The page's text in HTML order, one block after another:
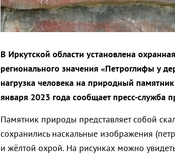
В Иркутской области установлена
регионального значения «Петроглифы у
нагрузка человека на природный
января 2023 года сообщает пресс-служба
Памятник природы представляет собой
сохранились наскальные изображения
и жёлтой охрой. На рисунках можно